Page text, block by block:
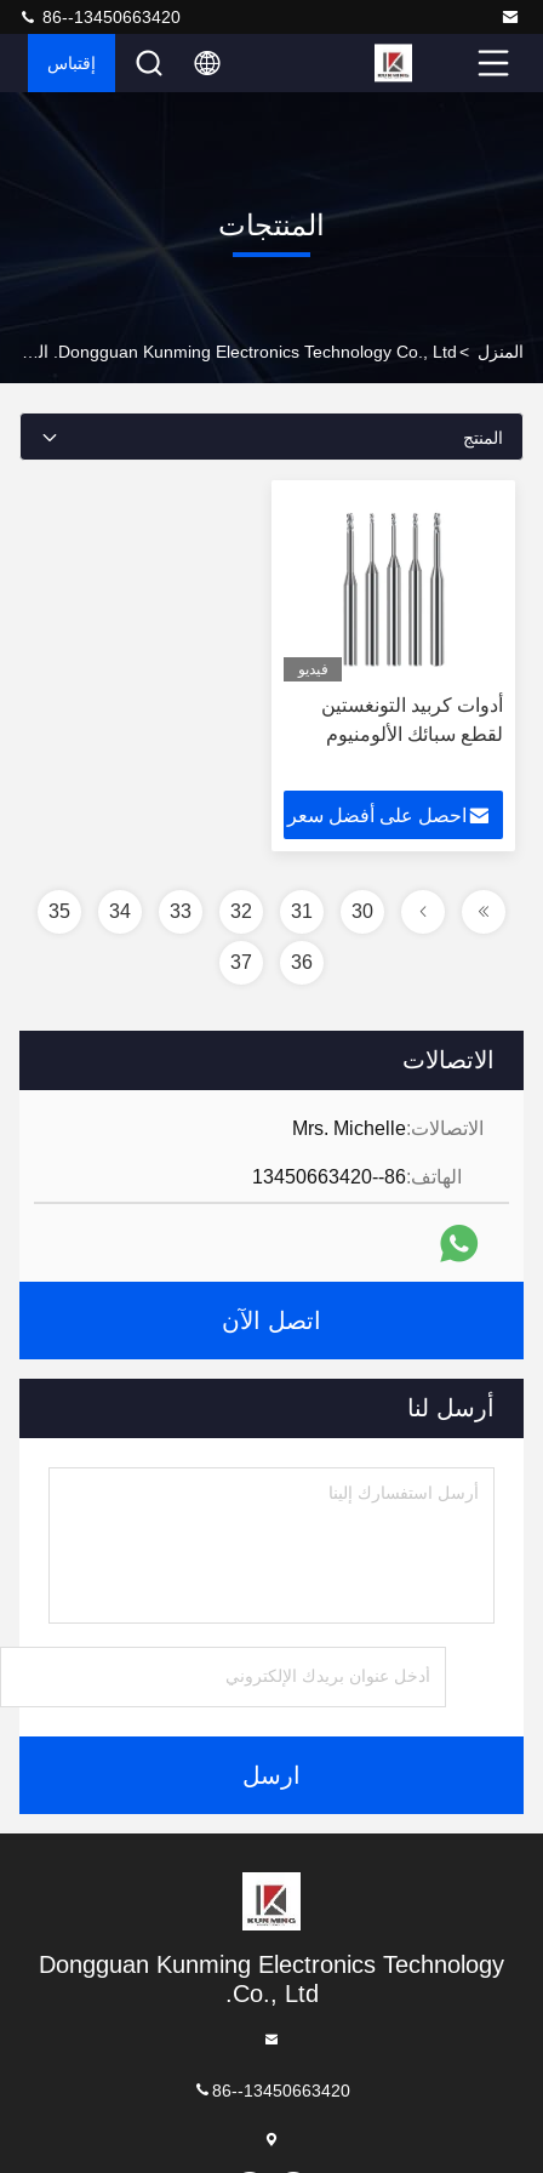
86--13450663420
إقتباس
المنتجات
المنزل >
الاتصالات
الاتصالات:Mrs. Michelle
الهاتف:86--13450663420
اتصل الآن
أرسل لنا
ارسل
المنتج
فيديو
أدوات كربيد التونغستين
لقطع سبائك الألومنيوم
احصل على أفضل سعر
30
31
32
33
34
35
36
37
Dongguan Kunming Electronics Technology
Co., Ltd.
86--13450663420